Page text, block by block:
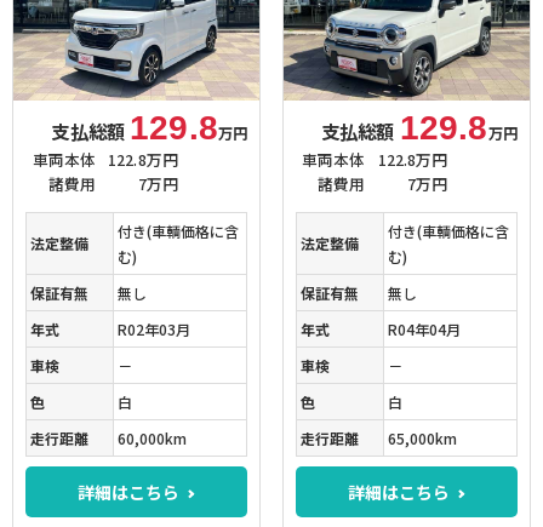
支払総額 129.8万円
車両本体
122.8万円
諸費用
7万円
法定整備
付き(車輌価格に含
む)
保証有無
無し
年式
R02年03月
車検
－
色
白
走行距離
60,000km
詳細はこちら
支払総額 129.8万円
車両本体
122.8万円
諸費用
7万円
法定整備
付き(車輌価格に含
む)
保証有無
無し
年式
R04年04月
車検
－
色
白
走行距離
65,000km
詳細はこちら